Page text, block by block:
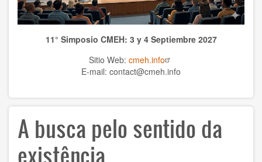
Sciences
Culture11° Simposio CMEH: 3 y 4 Septiembre 2027
Sitio Web: cmeh.info
E-mail: contact@cmeh.info
A busca pelo sentido da
existência